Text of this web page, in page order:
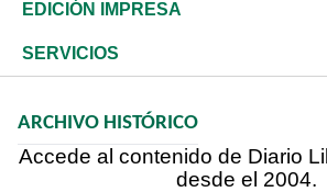
Resto del mundo
Economía personal
Novedades
Podcast Arte Libre
Olimpismo
Más deportes
En Directo
Frente al Statu Quo
Despertando al gigante
Cambio climático
Deportes
Opinión
Hecho en casa
EDICIÓN IMPRESA
SERVICIOS
Cumpleaños
ARCHIVO HISTÓRICO
Accede al contenido de Diario
desde el 2004.